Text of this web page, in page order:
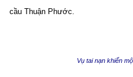
cầu Thuận Phước.
Vụ tai nạn khiến